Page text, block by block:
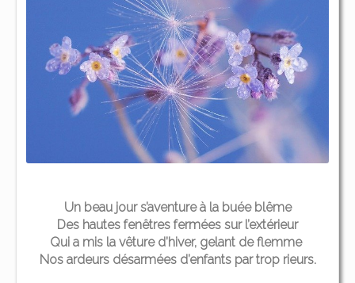
Un beau jour s’aventure à la buée blême
Des hautes fenêtres fermées sur l’extérieur
Qui a mis la vêture d’hiver, gelant de flemme
Nos ardeurs désarmées d’enfants par trop rieurs.